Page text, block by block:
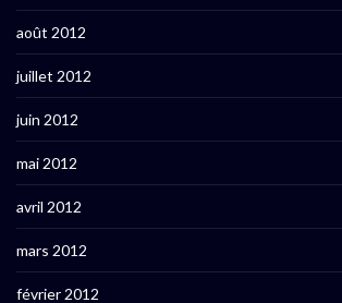
août 2012
juillet 2012
juin 2012
mai 2012
avril 2012
mars 2012
février 2012